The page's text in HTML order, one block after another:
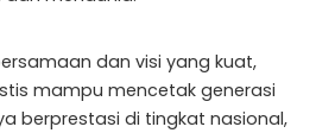
dan visi yang kuat,
mampu mencetak generasi
berprestasi di tingkat nasional,